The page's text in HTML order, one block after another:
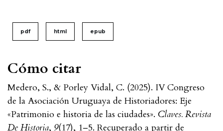
Cómo citar
Medero, S., & Porley Vidal, C. (2025). IV Congreso
de la Asociación Uruguaya de Historiadores: Eje
«Patrimonio e historia de las ciudades». Claves. Revista
De Historia, 9(17), 1–5. Recuperado a partir de
pdf html epub